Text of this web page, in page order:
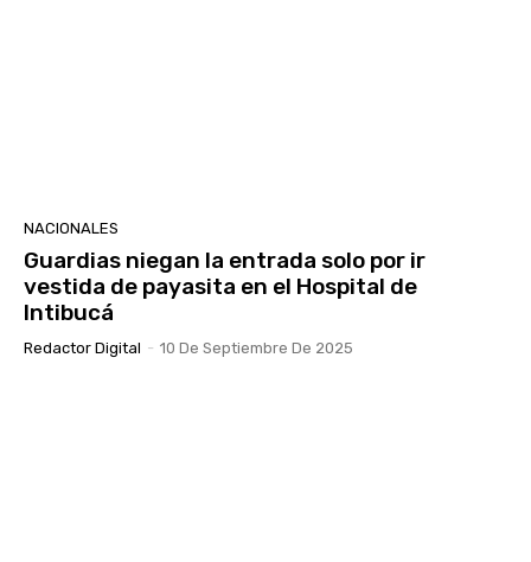
NACIONALES
Guardias niegan la entrada solo por ir
vestida de payasita en el Hospital de
Intibucá
Redactor Digital - 10 De Septiembre De 2025